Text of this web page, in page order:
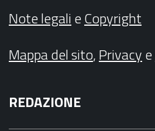
Note legalieCopyright
Mappa del sito,Privacye
REDAZIONE